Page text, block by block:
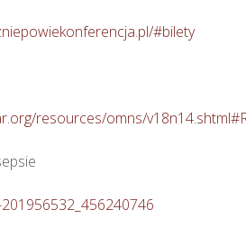
#bilety
resources/omns/